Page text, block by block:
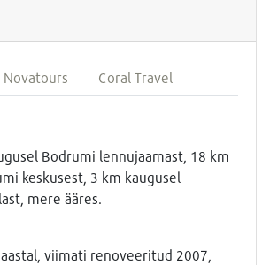
Novatours Coral Travel
Bodrumi lennujaamast, 18 km
keskusest, 3 km kaugusel
mere ääres.
viimati renoveeritud 2007,